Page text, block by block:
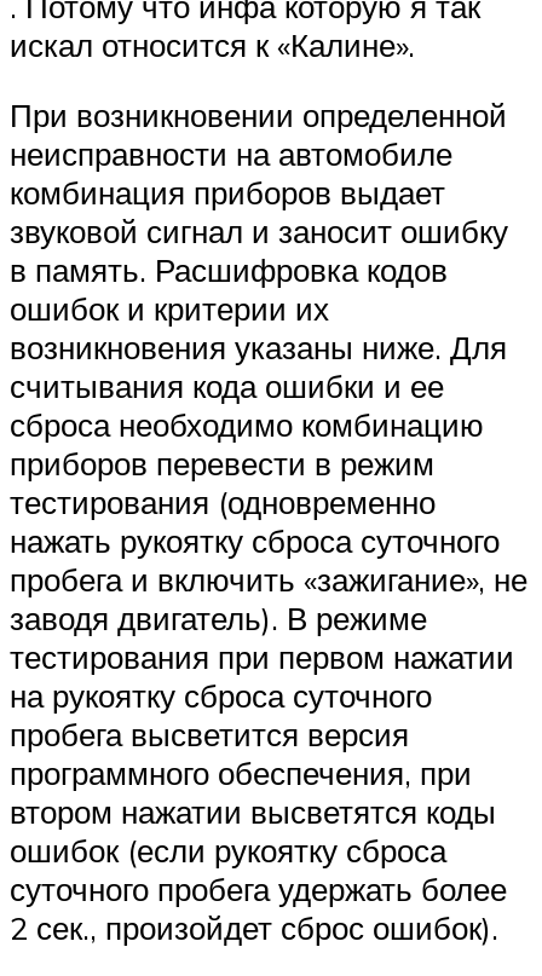
искал относится к «Калине».
При возникновении определенной
неисправности на автомобиле
комбинация приборов выдает
звуковой сигнал и заносит ошибку
в память. Расшифровка кодов
ошибок и критерии их
возникновения указаны ниже. Для
считывания кода ошибки и ее
сброса необходимо комбинацию
приборов перевести в режим
тестирования (одновременно
нажать рукоятку сброса суточного
пробега и включить «зажигание», не
заводя двигатель). В режиме
тестирования при первом нажатии
на рукоятку сброса суточного
пробега высветится версия
программного обеспечения, при
втором нажатии высветятся коды
ошибок (если рукоятку сброса
суточного пробега удержать более
2 сек., произойдет сброс ошибок).